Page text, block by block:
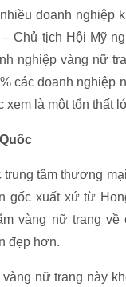
doanh nghiệp
Chủ tịch Hội Mỹ
nghiệp vàng nữ
các doanh
là một tổn thất
tâm thương
gốc xuất xứ từ
vàng nữ trang
đẹp hơn.
nữ trang này